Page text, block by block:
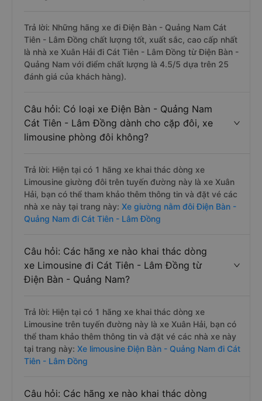
Trả lời: Những hãng xe đi Điện Bàn - Quảng Nam Cát
Tiên - Lâm Đồng chất lượng tốt, xuất sắc, cao cấp nhất
là nhà xe Xuân Hải đi Cát Tiên - Lâm Đồng từ Điện Bàn -
Quảng Nam với điểm chất lượng là 4.5/5 dựa trên 25
đánh giá của khách hàng).
Câu hỏi: Có loại xe Điện Bàn - Quảng Nam
Cát Tiên - Lâm Đồng dành cho cặp đôi, xe
limousine phòng đôi không?
Trả lời: Hiện tại có 1 hãng xe khai thác dòng xe
Limousine giường đôi trên tuyến đường này là xe Xuân
Hải, bạn có thể tham khảo thêm thông tin và đặt vé các
nhà xe này tại trang này: Xe giường nằm đôi Điện Bàn -
Quảng Nam đi Cát Tiên - Lâm Đồng
Câu hỏi: Các hãng xe nào khai thác dòng
xe Limousine đi Cát Tiên - Lâm Đồng từ
Điện Bàn - Quảng Nam?
Trả lời: Hiện tại có 1 hãng xe khai thác dòng xe
Limousine trên tuyến đường này là xe Xuân Hải, bạn có
thể tham khảo thêm thông tin và đặt vé các nhà xe này
tại trang này: Xe limousine Điện Bàn - Quảng Nam đi Cát
Tiên - Lâm Đồng
Câu hỏi: Các hãng xe nào khai thác dòng